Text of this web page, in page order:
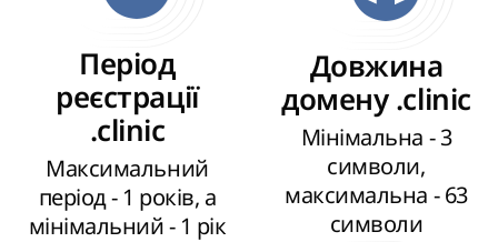
Період
реєстрації
.clinic
Максимальний
період - 1 років, а
мінімальний - 1 рік
Довжина
домену .clinic
Мінімальна - 3
символи,
максимальна - 63
символи